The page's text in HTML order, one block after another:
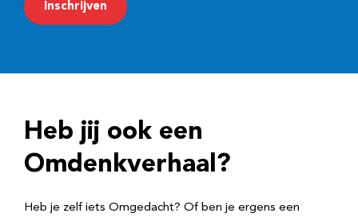
a
r
e
Inschrijven
Heb jij ook een
Omdenkverhaal?
Heb je zelf iets Omgedacht? Of ben je ergens een